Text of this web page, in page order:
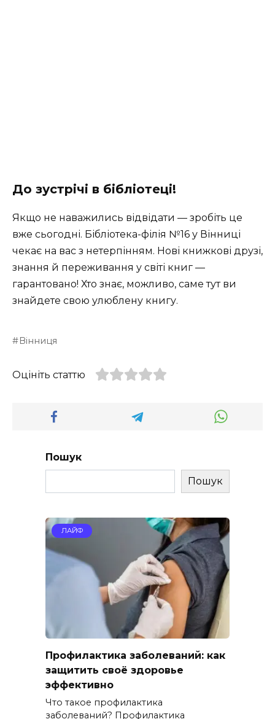
До зустрічі в бібліотеці!
Якщо не наважились відвідати — зробіть це
вже сьогодні. Бібліотека-філія №16 у Вінниці
чекає на вас з нетерпінням. Нові книжкові друзі,
знання й переживання у світі книг —
гарантовано! Хто знає, можливо, саме тут ви
знайдете свою улюблену книгу.
Вінниця
Оцініть статтю
Пошук
Пошук
ЛАЙФ
Профилактика заболеваний: как
защитить своё здоровье
эффективно
Что такое профилактика
заболеваний? Профилактика